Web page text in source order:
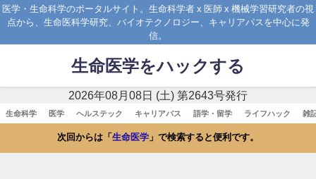
医学・生命科学のポータルサイト。生命科学者 x 医師 x 機械学習研究者の視
点から、生命医科学研究、バイオテクノロジー、キャリアパスを中心に発
信。
生命医学をハックする
2026年08月08日 (土) 第2643号発行
生命科学 医学 ヘルステック キャリアパス 語学・留学 ライフハック 雑
次回からは「 生命医学 」で検索すると便利です。